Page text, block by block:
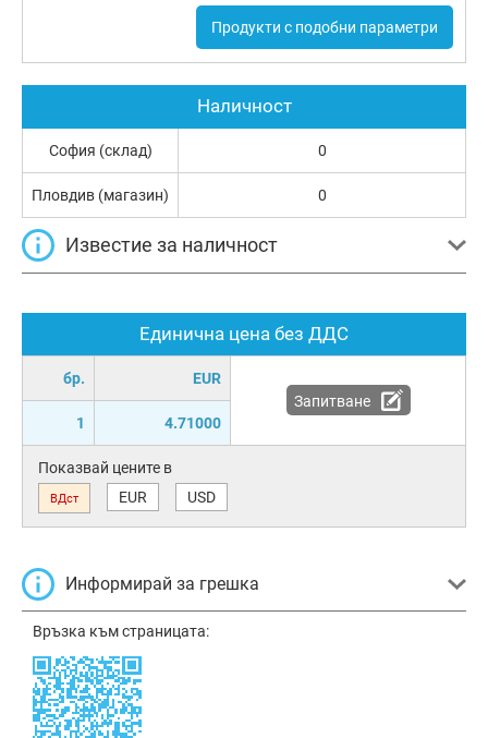
Продукти с подобни параметри
Единична цена без ДДС
бр. EUR
1 4.71000
Запитване
Показвай цените в
ВДст EUR USD
Информирай за грешка
Връзка към страницата:
Наличност
София (склад) 0
Пловдив (магазин) 0
Известие за наличност